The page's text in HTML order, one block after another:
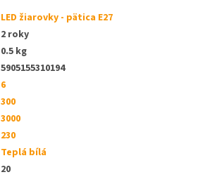
LED žiarovky - pätica E27
2 roky
0.5 kg
5905155310194
6
300
3000
230
Teplá bílá
20